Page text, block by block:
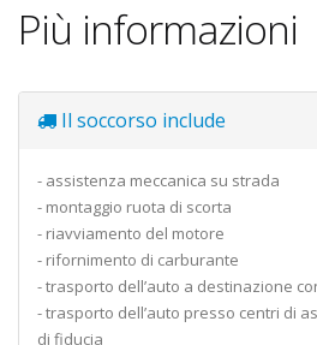
Più informazioni
Il soccorso include
- assistenza meccanica su strada
- montaggio ruota di scorta
- riavviamento del motore
- rifornimento di carburante
- trasporto dell’auto a destinazione
- trasporto dell’auto presso centri di
di fiducia